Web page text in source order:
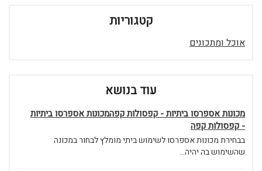
קטגוריות
אוכל ומתכונים
עוד בנושא
מכונות אספרסו ביתיות - קפסולות קפהמכונות אספרסו ביתיות
- קפסולות קפה
בבחירת מכונות אספרסו לשימוש ביתי מומלץ לבחור במכונה
שהשימוש בה יהיה...